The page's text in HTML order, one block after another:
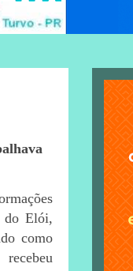
do Elói,
como